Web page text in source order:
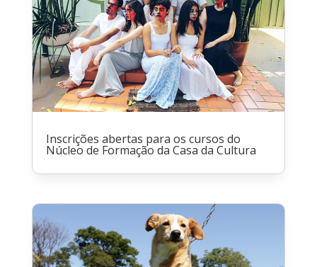
Inscrições abertas para os cursos do
Núcleo de Formação da Casa da Cultura